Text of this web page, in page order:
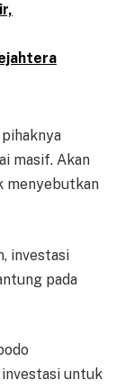
masif. Akan
menyebutkan
investasi
pada
untuk